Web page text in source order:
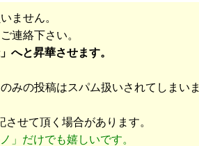
ません。
連絡下さい。
へと昇華させます。
みの投稿はスパム扱いされてしまいま
せて頂く場合があります。
」だけでも嬉しいです。